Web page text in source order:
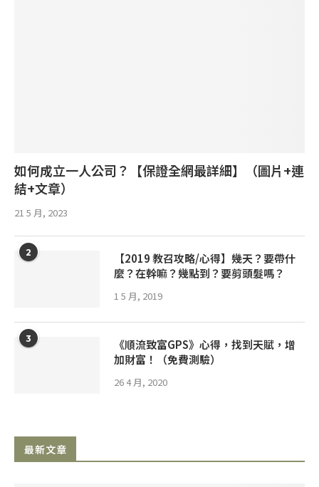
如何成立一人公司？【保證全網最詳細】（圖片+連
結+文章）
21 5 月, 2023
2
【2019 教召攻略/心得】幾天？要帶什
麼？在幹嘛？幾點到？要剪頭髮嗎？
1 5 月, 2019
3
《順流致富GPS》心得，找到天賦，增
加財富！（免費測驗）
26 4 月, 2020
最新文章